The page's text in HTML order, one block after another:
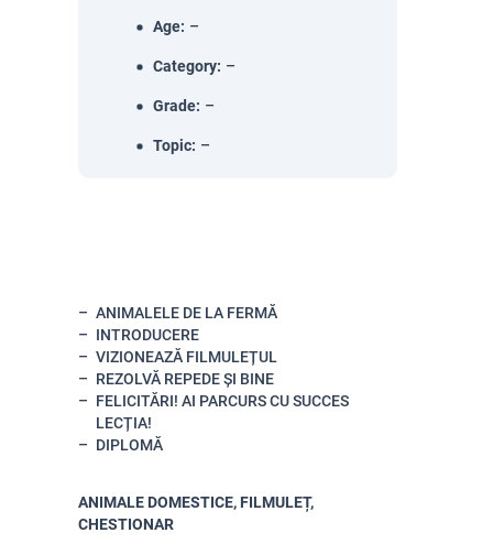
Age: –
Category: –
Grade: –
Topic: –
ANIMALELE DE LA FERMĂ
INTRODUCERE
VIZIONEAZĂ FILMULEȚUL
REZOLVĂ REPEDE ȘI BINE
FELICITĂRI! AI PARCURS CU SUCCES
LECȚIA!
DIPLOMĂ
ANIMALE DOMESTICE, FILMULEȚ,
CHESTIONAR